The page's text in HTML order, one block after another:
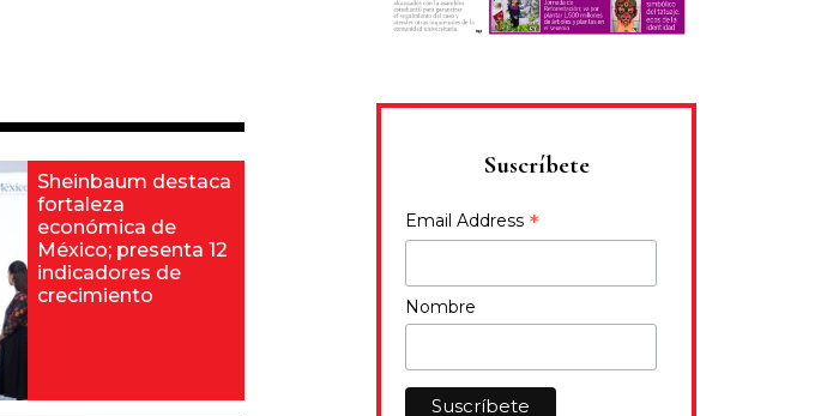
Sheinbaum destaca
fortaleza
económica de
México; presenta 12
indicadores de
crecimiento
Suscríbete
Email Address *
Nombre